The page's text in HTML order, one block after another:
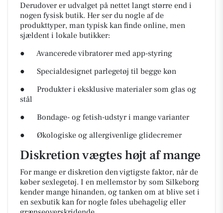
Derudover er udvalget på nettet langt større end i
nogen fysisk butik. Her ser du nogle af de
produkttyper, man typisk kan finde online, men
sjældent i lokale butikker:
● Avancerede vibratorer med app-styring
● Specialdesignet parlegetøj til begge køn
● Produkter i eksklusive materialer som glas og
stål
● Bondage- og fetish-udstyr i mange varianter
● Økologiske og allergivenlige glidecremer
Diskretion vægtes højt af mange
For mange er diskretion den vigtigste faktor, når de
køber sexlegetøj. I en mellemstor by som Silkeborg
kender mange hinanden, og tanken om at blive set i
en sexbutik kan for nogle føles ubehagelig eller